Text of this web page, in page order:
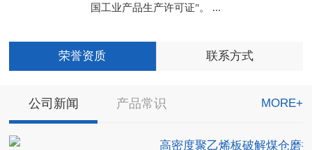
国工业产品生产许可证"。 ...
荣誉资质 联系方式
公司新闻 产品常识 MORE+
高密度聚乙烯板破解煤仓磨